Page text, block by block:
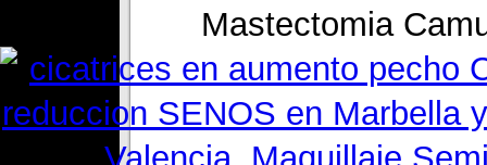
Mastectomia